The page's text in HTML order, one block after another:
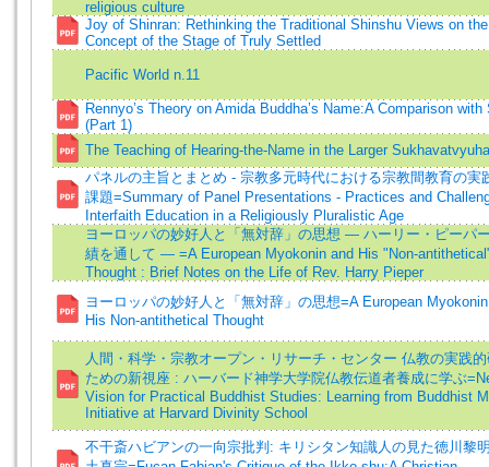
religious culture
Joy of Shinran: Rethinking the Traditional Shinshu Views on the
Concept of the Stage of Truly Settled
Pacific World n.11
Rennyo’s Theory on Amida Buddha’s Name:A Comparison with
(Part 1)
The Teaching of Hearing-the-Name in the Larger
パネルの主旨とまとめ - 宗教多元時代における宗教間教育の実
課題=Summary of Panel Presentations - Practices and
Interfaith Education in a Religiously Pluralistic Age
ヨーロッパの妙好人と「無対辞」の思想 ― ハーリー・ピーパ
績を通して ― =A European Myokonin and His "Non-
Thought : Brief Notes on the Life of Rev. Harry Pieper
ヨーロッパの妙好人と「無対辞」の思想=A European
His Non-antithetical Thought
人間・科学・宗教オープン・リサーチ・センター 仏教の実践
ための新視座 : ハーバード神学大学院仏教伝道者養成に学ぶ
Vision for Practical Buddhist Studies: Learning from Buddhist
Initiative at Harvard Divinity School
不干斎ハビアンの一向宗批判: キリシタン知識人の見た徳川黎